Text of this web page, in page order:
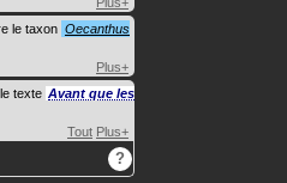
le taxon Oecanthus
Plus+
texte Avant que les
Tout Plus+
?